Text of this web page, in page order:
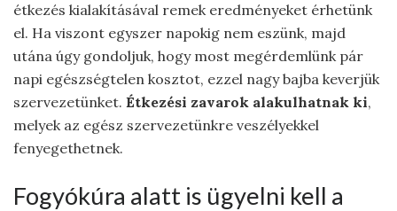
étkezés kialakításával remek eredményeket érhetünk
el. Ha viszont egyszer napokig nem eszünk, majd
utána úgy gondoljuk, hogy most megérdemlünk pár
napi egészségtelen kosztot, ezzel nagy bajba keverjük
szervezetünket. Étkezési zavarok alakulhatnak ki,
melyek az egész szervezetünkre veszélyekkel
fenyegethetnek.
Fogyókúra alatt is ügyelni kell a